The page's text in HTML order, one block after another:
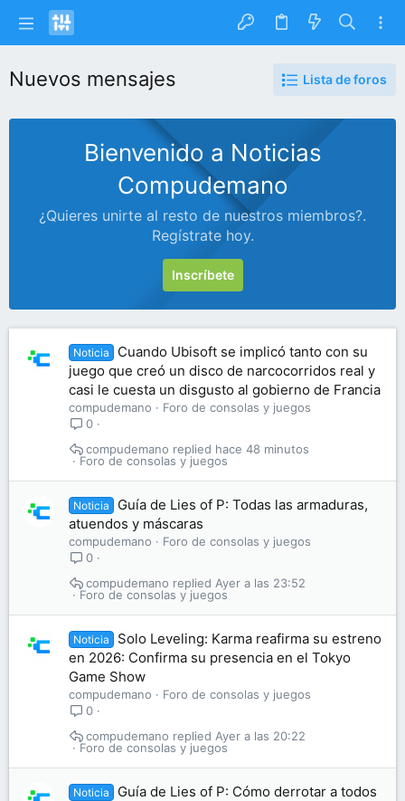
Nuevos mensajes Lista de foros
Bienvenido a Noticias
Compudemano
¿Quieres unirte al resto de nuestros miembros?.
Regístrate hoy.
Inscríbete
Noticia
Cuando Ubisoft se implicó tanto con su
juego que creó un disco de narcocorridos real y
casi le cuesta un disgusto al gobierno de Francia
compudemano
Foro de consolas y juegos
0
Foro de consolas y juegos
hace 48 minutos
compudemano
Noticia
Guía de Lies of P: Todas las armaduras,
atuendos y máscaras
compudemano
Foro de consolas y juegos
0
Foro de consolas y juegos
Ayer a las 23:52
compudemano
Noticia
Solo Leveling: Karma reafirma su estreno
en 2026: Confirma su presencia en el Tokyo
Game Show
compudemano
Foro de consolas y juegos
0
Foro de consolas y juegos
Ayer a las 20:22
compudemano
Noticia
Guía de Lies of P: Cómo derrotar a todos